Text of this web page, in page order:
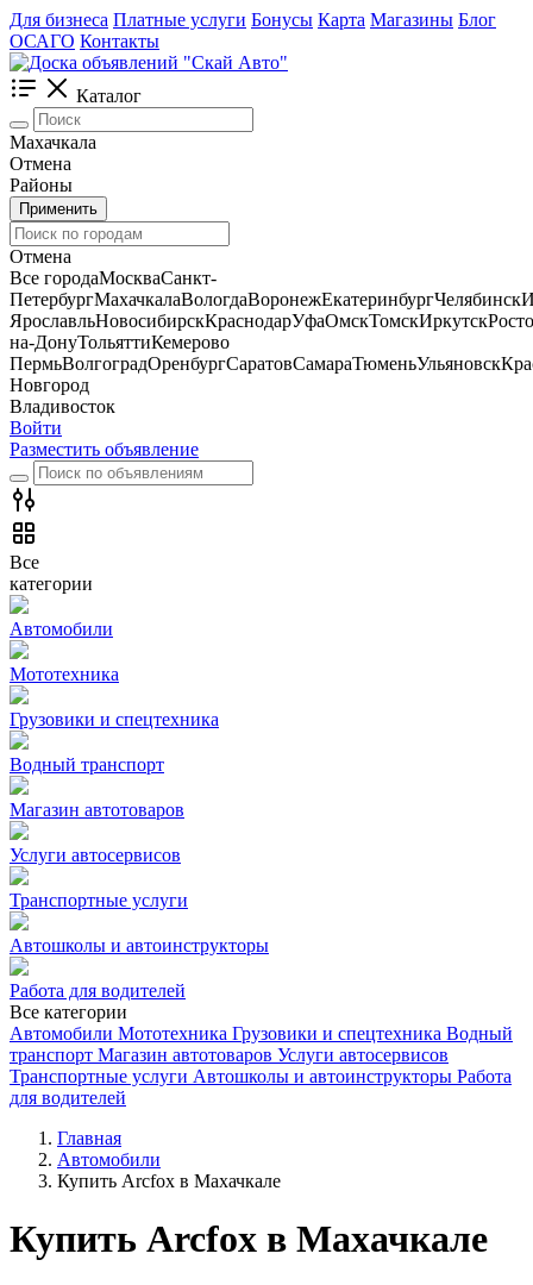
Для бизнеса Платные услуги Бонусы Карта Магазины Блог
ОСАГО Контакты
Каталог
Махачкала
Отмена
Районы
Применить
Отмена
Все городаМоскваСанкт-
ПетербургМахачкалаВологдаВоронежЕкатеринбургЧелябинск
ЯрославльНовосибирскКраснодарУфаОмскТомскИркутск
на-ДонуТольяттиКемерово
ПермьВолгоградОренбургСаратовСамараТюменьУльяновск
Новгород
Владивосток
Войти
Разместить объявление
Все
категории
Автомобили
Мототехника
Грузовики и спецтехника
Водный транспорт
Магазин автотоваров
Услуги автосервисов
Транспортные услуги
Автошколы и автоинструкторы
Работа для водителей
Все категории
Автомобили Мототехника Грузовики и спецтехника Водный
транспорт Магазин автотоваров Услуги автосервисов
Транспортные услуги Автошколы и автоинструкторы Работа
для водителей
Главная
Автомобили
Купить Arcfox в Махачкале
Купить Arcfox в Махачкале